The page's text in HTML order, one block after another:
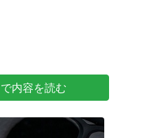
内容を読む